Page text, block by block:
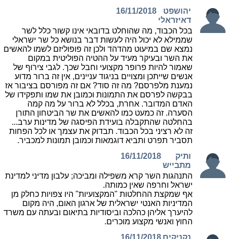
יהושפט
דאיזראלי
16/11/2018
בכל הכבוד, מה שהוחלט בדובאי אינו קשור כלל לשר
שממילא לא יכול היה לעשות דבר בנושא כל שר ישראלי
נמצא שם במיעוט מהדהד ולכן זה פופוליזם לשמו להאשים
את השר ובעיקר מעיד על ההטיה הפוליטית במקום
שאמור להיות פרופר מקצועי וחבל שכך. לגבי צירוף של
אנשים שייתכן ומצויים בניגוד עניינים, אין זה ברור מדוע
נמענת מלפרסם? מה זה סוד? אם זה מפורסם בציבור אז
בבקשה לפרסם את התמונות וכמובן את שמו ותפקידו של
האדם המדובר. אחרת, בכלל לא ברור על מה קמה
הסערה. זה כמעט כמו להאשים את שר הביטחון התורן
בהחלטה שהתקבלה בועידת הפיסגה של מדינות ערב...
זה לא רציני בכל הכבוד. תבדוק את עצמך או לכל הפחות
תסביר תפרט ותביא דוגמאות וכמובן תמונות למכביר.
ותיק
מתבייש
16/11/2018
התנהגות השר קרא משפילה ומביכה; עלבון מדיני למדינת
ישראל וחרפה שאין כמותה.
אף שמקצת ההחלטות "המקצועיות" היו צפויות כחלק מן
המדיניות האנטי ישראלית של ארגון האום, היה מקום
להיערך אליהן כהלכה וביסודיות בתיאום ובעתה עם משרד
החוץ ואנשי מקצוע מוכרים.
נקניקים 16/11/2018